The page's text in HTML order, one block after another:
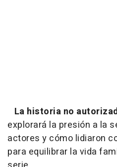
La historia no
explorará la presión a la
actores y cómo lidiaron
para equilibrar la vida